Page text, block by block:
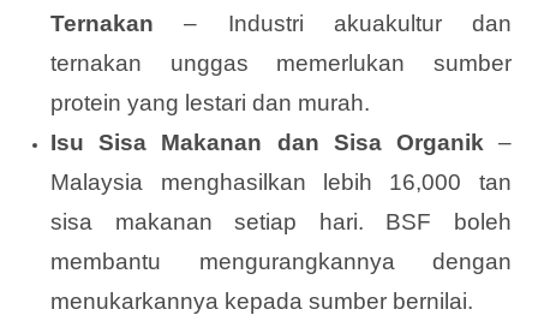
Ternakan – Industri akuakultur dan
ternakan unggas memerlukan sumber
protein yang lestari dan murah.
Isu Sisa Makanan dan Sisa Organik –
Malaysia menghasilkan lebih 16,000 tan
sisa makanan setiap hari. BSF boleh
membantu mengurangkannya dengan
menukarkannya kepada sumber bernilai.